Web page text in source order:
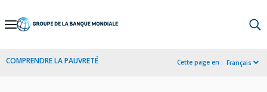
Skip
Navigation
COMPRENDRE LA PAUVRETÉ Cette page en : Français